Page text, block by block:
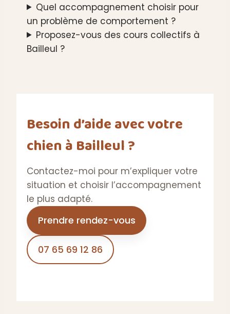
Quel accompagnement choisir pour
un problème de comportement ?
Proposez-vous des cours collectifs à
Bailleul ?
Besoin d’aide avec votre
chien à Bailleul ?
Contactez-moi pour m’expliquer votre
situation et choisir l’accompagnement
le plus adapté.
Prendre rendez-vous
07 65 69 12 86